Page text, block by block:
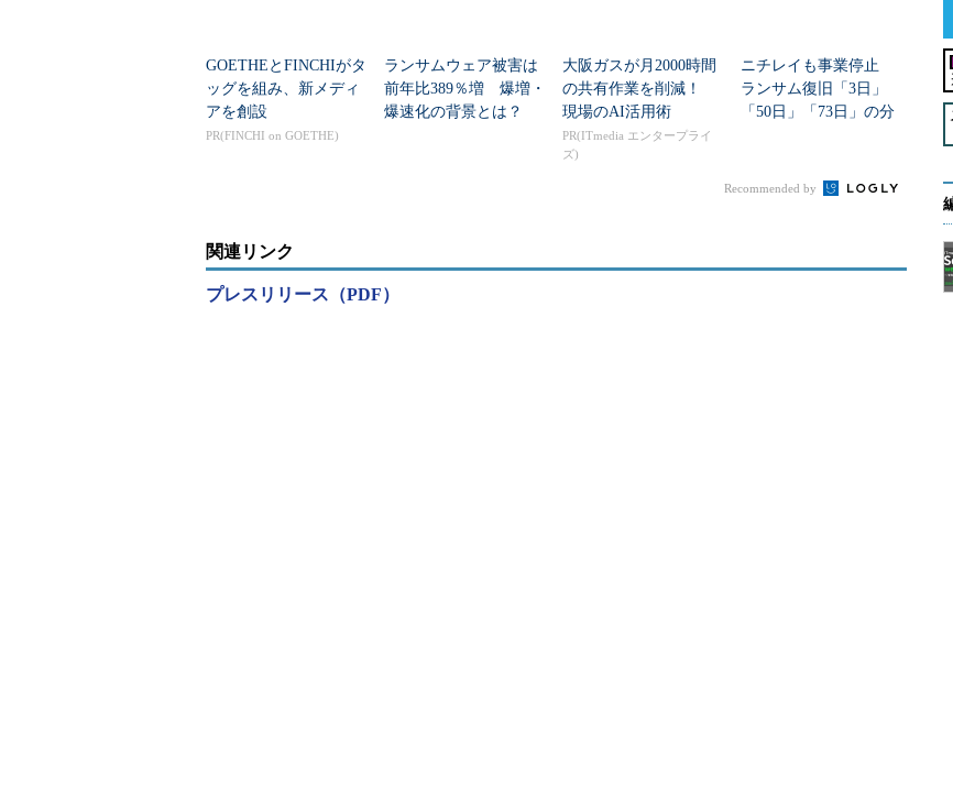
GOETHEとFINCHIがタ
ッグを組み、新メディ
アを創設
PR(FINCHI on GOETHE)
ランサムウェア被害は
前年比389％増 爆増・
爆速化の背景とは？
大阪ガスが月2000時間
の共有作業を削減！
現場のAI活用術
PR(ITmedia エンタープライ
ズ)
ニチレイも事業停止
ランサム復旧「3日」
「50日」「73日」の分
Recommended by
関連リンク
プレスリリース（PDF）